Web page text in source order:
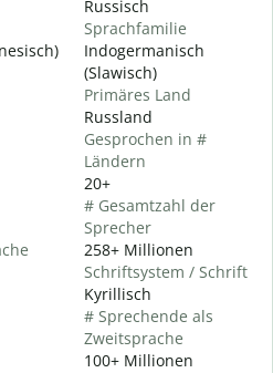
Russisch
Sprachfamilie
Indogermanisch
(Slawisch)
Primäres Land
Russland
Gesprochen in #
Ländern
20+
# Gesamtzahl der
Sprecher
258+ Millionen
Schriftsystem / Schrift
Kyrillisch
# Sprechende als
Zweitsprache
100+ Millionen